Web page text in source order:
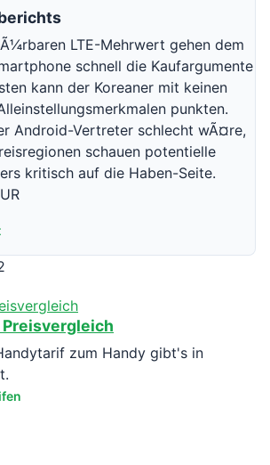
LTE-Mehrwert gehen dem
schnell die Kaufargumente
kann der Koreaner mit keinen
punkten.
Android-Vertreter schlecht wÃ¤re,
schauen potentielle
kritisch auf die Haben-Seite.
zum Handy gibt's in